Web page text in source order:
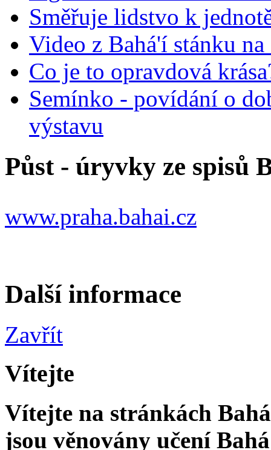
Směřuje lidstvo k
Video z Bahá'í stánku
Co je to opravdová
Semínko - povídání o
výstavu
Půst - úryvky ze spisů
www.praha.bahai.cz
Další informace
Zavřít
Vítejte
Vítejte na stránkách
jsou věnovány učení